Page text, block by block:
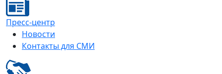
Пресс-центр
Новости
Контакты для СМИ